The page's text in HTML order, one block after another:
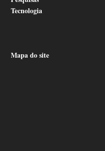
Tecnologia
Mapa do site